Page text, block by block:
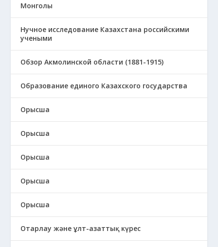
Монголы
Нучное исследование Казахстана российскими
учеными
Обзор Акмолинской области (1881-1915)
Образование единого Казахского государства
Орысша
Орысша
Орысша
Орысша
Орысша
Отарлау және ұлт-азаттық күрес